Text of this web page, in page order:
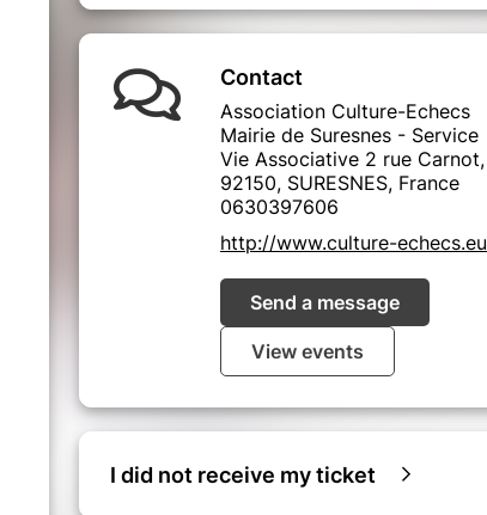
Contact
Association Culture-Echecs
Mairie de Suresnes - Service
Vie Associative 2 rue Carnot,
92150, SURESNES, France
0630397606
http://www.culture-echecs.eu
Send a message
View events
I did not receive my ticket